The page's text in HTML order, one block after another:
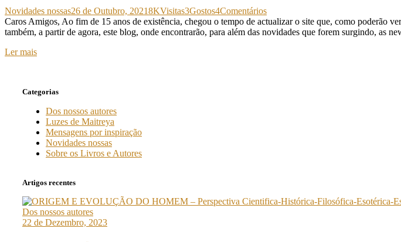
Novidades nossas26 de Outubro, 20218KVisitas3Gostos4Comentários
Caros Amigos, Ao fim de 15 anos de existência, chegou o tempo de actualizar o site que, como poderão
também, a partir de agora, este blog, onde encontrarão, para além das novidades que forem surgindo, as
Ler mais
Categorias
Dos nossos autores
Luzes de Maitreya
Mensagens por inspiração
Novidades nossas
Sobre os Livros e Autores
Artigos recentes
Dos nossos autores
22 de Dezembro, 2023